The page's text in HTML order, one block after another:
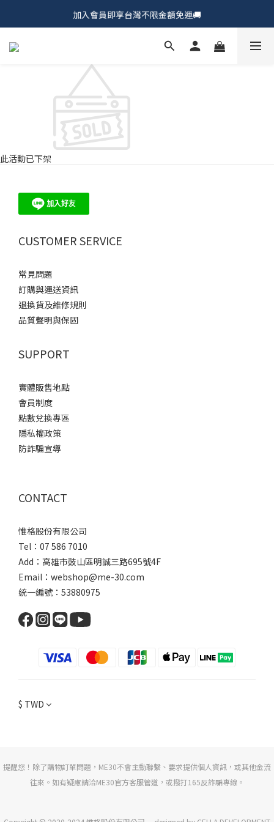
𝗖𝗵𝘂𝗠𝗘 𝗗𝗢𝗧｜新品上市𝟵𝟱折🍩
加入會員即享台灣不限金額免運🚚
𝗖𝗵𝘂𝗠𝗘 𝗗𝗢𝗧｜新品上市𝟵𝟱折🍩
此活動已下架
CUSTOMER SERVICE
常見問題
訂購與運送資訊
退換貨及維修規則
品質聲明與保固
SUPPORT
實體販售地點
會員制度
點數兌換專區
隱私權政策
防詐騙宣導
CONTACT
惟格股份有限公司
Tel：07 586 7010
Add： 高雄市鼓山區明誠三路695號4F
Email：webshop@me-30.com
統一編號：53880975
$ TWD
提醒您！除了購物訂單問題，ME30不會主動聯繫、要求提供個人資訊，或其他金流
往來。如有疑慮請洽ME30官方客服管道，或撥打165反詐騙專線。